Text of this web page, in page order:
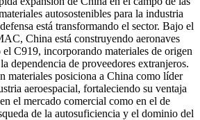
autosostenibles para la industria
está transformando el sector. Bajo el
China está construyendo aeronaves
el C919, incorporando materiales de origen
dependencia de proveedores extranjeros.
materiales posiciona a China como líder
aeroespacial, fortaleciendo su ventaja
el mercado comercial como en el de
de la autosuficiencia y el dominio del